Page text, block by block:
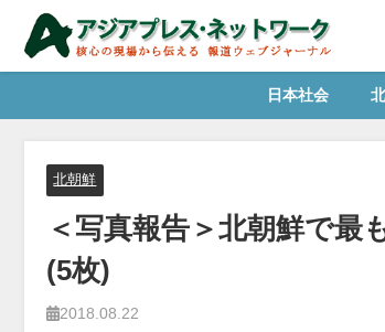
日本社会
北朝鮮
＜写真報告＞北朝鮮で
(5枚)
2018.08.22